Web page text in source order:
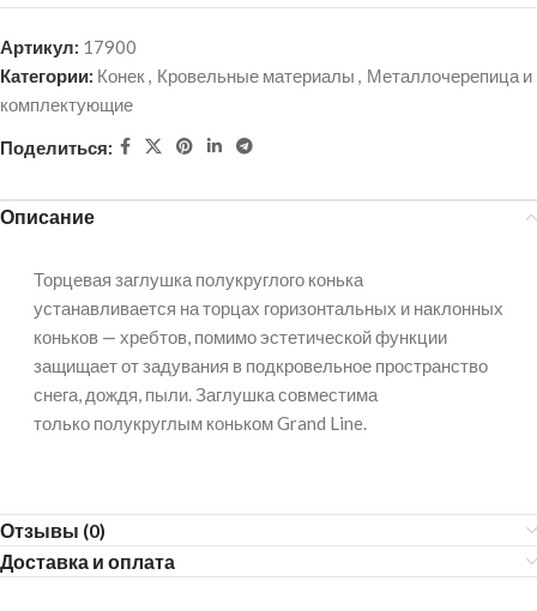
Артикул: 17900
Категории: Конек, Кровельные материалы , Металлочерепица и
комплектующие
Поделиться:
Описание
Торцевая заглушка полукруглого конька
устанавливается на торцах горизонтальных и наклонных
коньков — хребтов, помимо эстетической функции
защищает от задувания в подкровельное пространство
снега, дождя, пыли. Заглушка совместима
только полукруглым коньком Grand Line.
Отзывы (0)
Доставка и оплата